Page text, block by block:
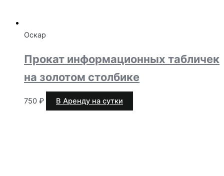
Оскар
Прокат информационных табличек
на золотом столбике
750 ₽ В Аренду на сутки